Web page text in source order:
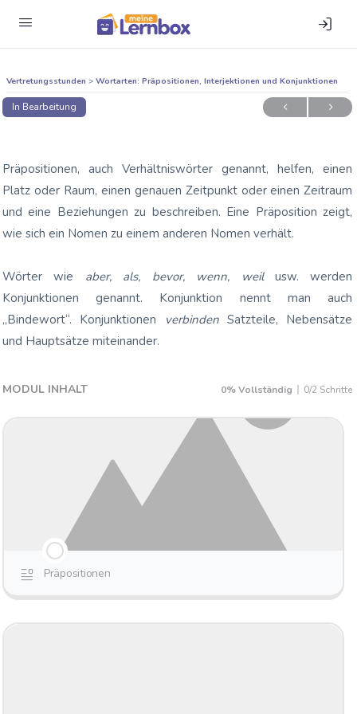
Ver­tre­tungs­stun­den Wort­ar­ten: Prä­po­si­tio­nen, Inter­jek­tio­nen und Konjunktionen
In Bearbeitung
Präpositionen, auch Verhältniswörter genannt, helfen, einen
Platz oder Raum, einen genauen Zeitpunkt oder einen Zeitraum
und eine Beziehungen zu beschreiben. Eine Präposition zeigt,
wie sich ein Nomen zu einem anderen Nomen verhält.
Wörter wie aber, als, bevor, wenn, weilusw. werden
Konjunktionen genannt. Konjunktion nennt man auch
„Bindewort“. Konjunktionen verbinden Satzteile, Nebensätze
und Hauptsätze miteinander.
MODUL INHALT 0% Vollständig 0/2 Schritte
Prä­po­si­tio­nen